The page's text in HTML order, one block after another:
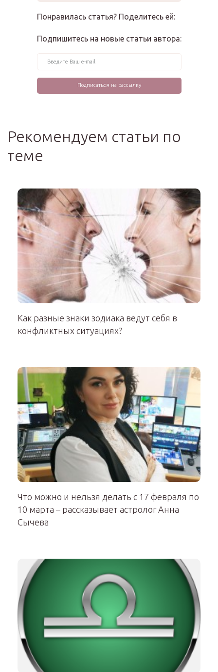
Понравилась статья? Поделитесь ей:
Подпишитесь на новые статьи автора:
Рекомендуем статьи по
теме
Как разные знаки зодиака ведут себя в
конфликтных ситуациях?
Что можно и нельзя делать с 17 февраля по
10 марта – рассказывает астролог Анна
Сычева